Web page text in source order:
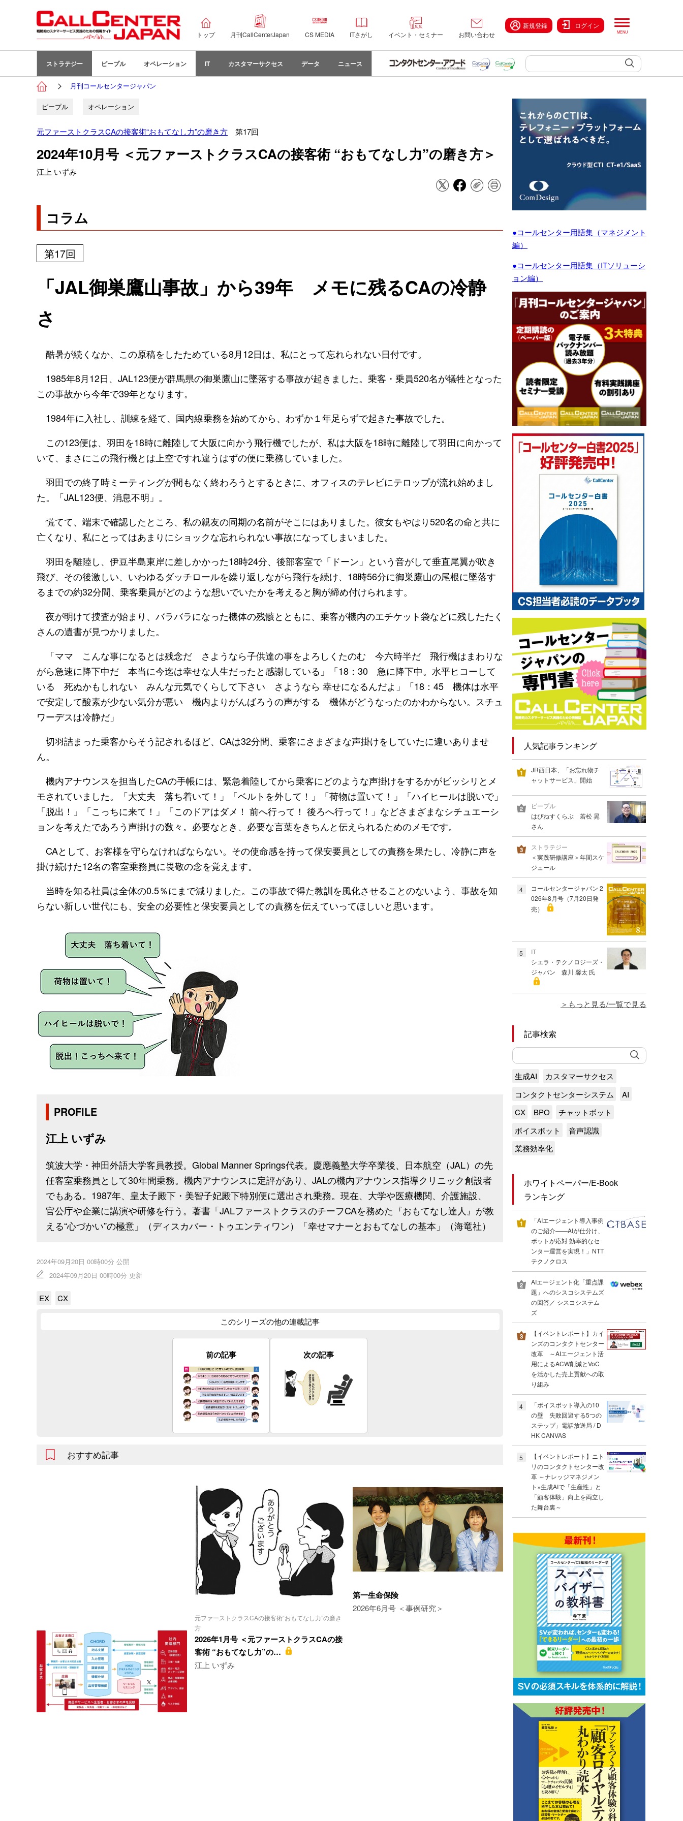
トップ 月刊CallCenterJapan CS MEDIA ITさがし イベント・セミナー お問い合わせ
新規登録 ログイン
ストラテジー ピープル オペレーション IT カスタマーサクセス データ ニュース
月刊コールセンタージャパン
ピープル オペレーション
元ファーストクラスCAの接客術“おもてなし力”の磨き方 第17回
2024年10月号 ＜元ファーストクラスCAの接客術 “おもてなし力”の磨き方＞
江上 いずみ
コラム
第17回
「JAL御巣鷹山事故」から39年 メモに残るCAの冷静
さ
酷暑が続くなか、この原稿をしたためている8月12日は、私にとって忘れられない日付です。
1985年8月12日、JAL123便が群馬県の御巣鷹山に墜落する事故が起きました。乗客・乗員520名が犠牲となった
この事故から今年で39年となります。
1984年に入社し、訓練を経て、国内線乗務を始めてから、わずか１年足らずで起きた事故でした。
この123便は、羽田を18時に離陸して大阪に向かう飛行機でしたが、私は大阪を18時に離陸して羽田に向かって
いて、まさにこの飛行機とは上空ですれ違うはずの便に乗務していました。
羽田での終了時ミーティングが間もなく終わろうとするときに、オフィスのテレビにテロップが流れ始めまし
た。「JAL123便、消息不明」。
慌てて、端末で確認したところ、私の親友の同期の名前がそこにはありました。彼女もやはり520名の命と共に
亡くなり、私にとってはあまりにショックな忘れられない事故になってしまいました。
羽田を離陸し、伊豆半島東岸に差しかかった18時24分、後部客室で「ドーン」という音がして垂直尾翼が吹き
飛び、その後激しい、いわゆるダッチロールを繰り返しながら飛行を続け、18時56分に御巣鷹山の尾根に墜落す
るまでの約32分間、乗客乗員がどのような想いでいたかを考えると胸が締め付けられます。
夜が明けて捜査が始まり、バラバラになった機体の残骸とともに、乗客が機内のエチケット袋などに残したたく
さんの遺書が見つかりました。
「ママ こんな事になるとは残念だ さようなら子供達の事をよろしくたのむ 今六時半だ 飛行機はまわりな
がら急速に降下中だ 本当に今迄は幸せな人生だったと感謝している」「18：30 急に降下中。水平ヒコーして
いる 死ぬかもしれない みんな元気でくらして下さい さようなら 幸せになるんだよ」「18：45 機体は水平
で安定して酸素が少ない気分が悪い 機内よりがんばろうの声がする 機体がどうなったのかわからない。スチュ
ワーデスは冷静だ」
切羽詰まった乗客からそう記されるほど、CAは32分間、乗客にさまざまな声掛けをしていたに違いありませ
ん。
機内アナウンスを担当したCAの手帳には、緊急着陸してから乗客にどのような声掛けをするかがビッシリとメ
モされていました。「大丈夫 落ち着いて！」「ベルトを外して！」「荷物は置いて！」「ハイヒールは脱いで」
「脱出！」「こっちに来て！」「このドアはダメ！ 前へ行って！ 後ろへ行って！」などさまざまなシチュエーシ
ョンを考えたであろう声掛けの数々。必要なとき、必要な言葉をきちんと伝えられるためのメモです。
CAとして、お客様を守らなければならない。その使命感を持って保安要員としての責務を果たし、冷静に声を
掛け続けた12名の客室乗務員に畏敬の念を覚えます。
当時を知る社員は全体の0.5％にまで減りました。この事故で得た教訓を風化させることのないよう、事故を知
らない新しい世代にも、安全の必要性と保安要員としての責務を伝えていってほしいと思います。
PROFILE
江上 いずみ
筑波大学・神田外語大学客員教授。Global Manner Springs代表。慶應義塾大学卒業後、日本航空（JAL）の先
任客室乗務員として30年間乗務。機内アナウンスに定評があり、JALの機内アナウンス指導クリニック創設者
でもある。1987年、皇太子殿下・美智子妃殿下特別便に選出され乗務。現在、大学や医療機関、介護施設、
官公庁や企業に講演や研修を行う。著書「JALファーストクラスのチーフCAを務めた『おもてなし達人』が教
える“心づかい”の極意」（ディスカバー・トゥエンティワン）「幸せマナーとおもてなしの基本」（海竜社）
2024年09月20日 00時00分 公開
2024年09月20日 00時00分 更新
EX CX
このシリーズの他の連載記事
前の記事 次の記事
おすすめ記事
元ファーストクラスCAの接客術“おもてなし力”の磨き
方
2026年1月号 ＜元ファーストクラスCAの接
客術 “おもてなし力”の…
江上 いずみ
第一生命保険
2026年6月号 ＜事例研究＞
●コールセンター用語集（マネジメント
編）
●コールセンター用語集（ITソリューシ
ョン編）
人気記事ランキング
JR西日本、「お忘れ物チ
ャットサービス」開始
ピープル
はぴねすくらぶ 若松 晃
さん
ストラテジー
＜実践研修講座＞年間スケ
ジュール
4
コールセンタージャパン 2
026年8月号（7月20日発
売）
5
IT
シエラ・テクノロジーズ・
ジャパン 森川 馨太 氏
もっと見る/一覧で見る
記事検索
生成AI
カスタマーサクセス
コンタクトセンターシステム
AI
CX
BPO
チャットボット
ボイスボット
音声認識
業務効率化
ホワイトペーパー/E-Book
ランキング
「AIエージェント導入事例
のご紹介――AIが仕分け、
ボットが応対 効率的なセ
ンター運営を実現！」NTT
テクノクロス
AIエージェント化「重点課
題」へのシスコシステムズ
の回答／ シスコシステム
ズ
【イベントレポート】カイ
ンズのコンタクトセンター
改革 ～AIエージェント活
用によるACW削減とVoC
を活かした売上貢献への取
り組み
4
「ボイスボット導入の10
の壁 失敗回避する5つの
ステップ」電話放送局 / D
HK CANVAS
5
【イベントレポート】ニト
リのコンタクトセンター改
革 ～ナレッジマネジメン
ト×生成AIで「生産性」と
「顧客体験」向上を両立し
た舞台裏～